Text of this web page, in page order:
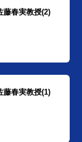
春実教授(2)
春実教授(1)